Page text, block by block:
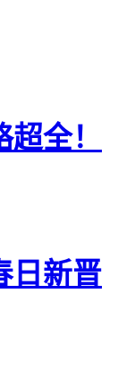
全！
日新晋